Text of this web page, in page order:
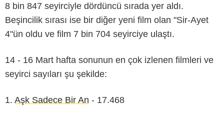
8 bin 847 seyirciyle dördüncü sırada yer aldı.
Beşincilik sırası ise bir diğer yeni film olan "Sir-Ayet
4"ün oldu ve film 7 bin 704 seyirciye ulaştı.
14 - 16 Mart hafta sonunun en çok izlenen filmleri ve
seyirci sayıları şu şekilde:
1. Aşk Sadece Bir An - 17.468